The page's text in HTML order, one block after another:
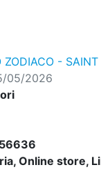
ZODIACO -
05/2026
Online store,